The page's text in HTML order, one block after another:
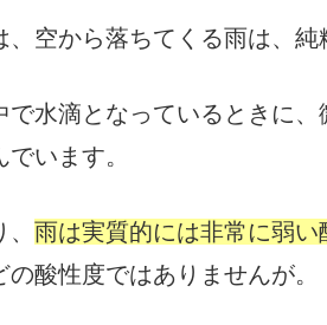
、空から落ちてくる雨は、純
で水滴となっているときに
でいます。
雨は実質的には非常に弱い
の酸性度ではありませんが。